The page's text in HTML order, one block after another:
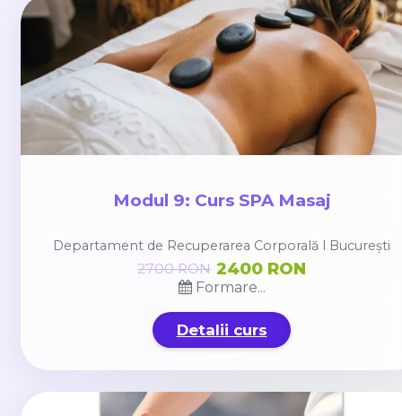
Modul 9: Curs SPA Masaj
Departament de Recuperarea Corporală l București
Formare...
2700 RON 2400 RON
Detalii curs